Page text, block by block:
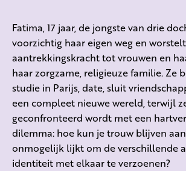
Fatima, 17 jaar, de jongste van drie
voorzichtig haar eigen weg en
aantrekkingskracht tot vrouwen en
haar zorgzame, religieuze familie. Ze
studie in Parijs, date, sluit
een compleet nieuwe wereld, terwijl
geconfronteerd wordt met een
dilemma: hoe kun je trouw blijven
onmogelijk lijkt om de verschillende
identiteit met elkaar te verzoenen?